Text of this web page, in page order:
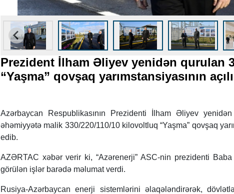
Prezident İlham Əliyev yenidən qurulan
“Yaşma” qovşaq yarımstansiyasının
Azərbaycan Respublikasının Prezidenti İlham Əliyev
əhəmiyyətə malik 330/220/110/10 kilovoltluq “Yaşma” qovşaq
edib.
AZƏRTAC xəbər verir ki, “Azərenerji” ASC-nin prezidenti Baba
görülən işlər barədə məlumat verdi.
Rusiya-Azərbaycan enerji sistemlərini əlaqələndirərək,